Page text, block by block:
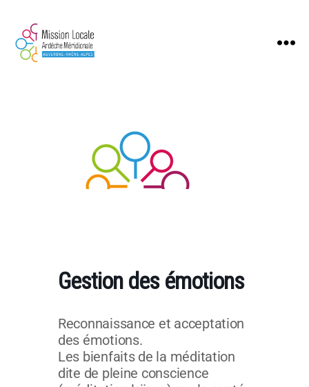
Gestion des émotions
Reconnaissance et acceptation
des émotions.
Les bienfaits de la méditation
dite de pleine conscience